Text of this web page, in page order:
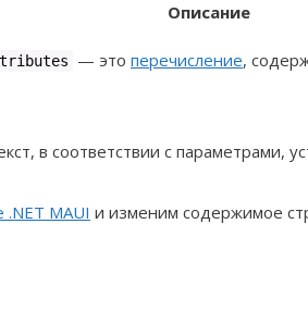
Описание
— это перечисление,
в соответствии с параметрами,
MAUI и изменим содержимое